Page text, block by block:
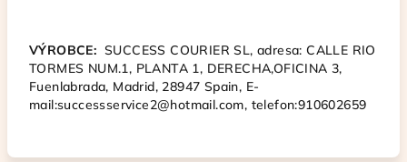
VÝROBCE: SUCCESS COURIER SL, adresa: CALLE RIO
TORMES NUM.1, PLANTA 1, DERECHA,OFICINA 3,
Fuenlabrada, Madrid, 28947 Spain, E-
mail:successservice2@hotmail.com, telefon:910602659